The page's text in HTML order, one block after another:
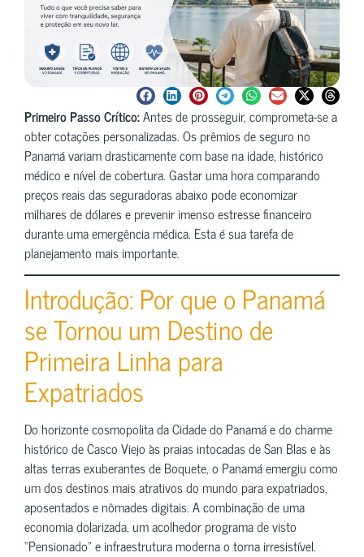
Primeiro Passo Crítico:Antes de prosseguir, comprometa-se a
obter cotações personalizadas. Os prêmios de seguro no
Panamá variam drasticamente com base na idade, histórico
médico e nível de cobertura. Gastar uma hora comparando
preços reais das seguradoras abaixo pode economizar
milhares de dólares e prevenir imenso estresse financeiro
durante uma emergência médica. Esta é sua tarefa de
planejamento mais importante.
Introdução: Por que o Panamá
se Tornou um Destino de
Primeira Linha para
Expatriados
Do horizonte cosmopolita da Cidade do Panamá e do charme
histórico de Casco Viejo às praias intocadas de San Blas e às
altas terras exuberantes de Boquete, o Panamá emergiu como
um dos destinos mais atrativos do mundo para expatriados,
aposentados e nômades digitais. A combinação de uma
economia dolarizada, um acolhedor programa de visto
“Pensionado” e infraestrutura moderna o torna irresistível.